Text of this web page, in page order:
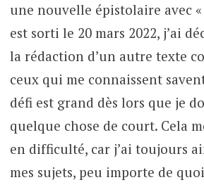
une nouvelle épistolaire avec «
est sorti le 20 mars 2022, j’ai
la rédaction d’un autre texte
ceux qui me connaissent
défi est grand dès lors que je
quelque chose de court. Cela
en difficulté, car j’ai toujours
mes sujets, peu importe de